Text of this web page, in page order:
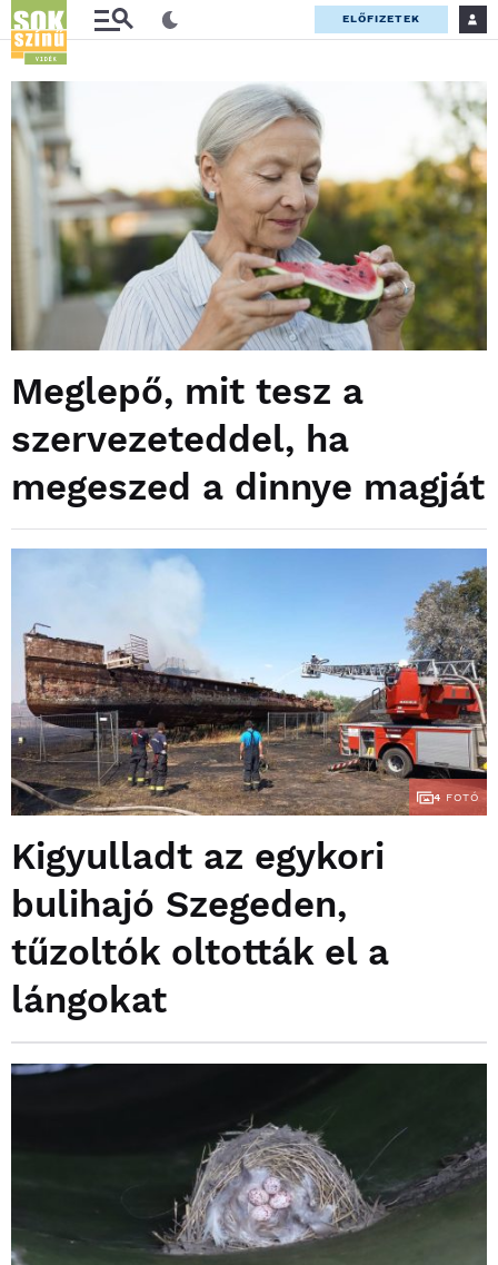
ELŐFIZETEK
Meglepő, mit tesz a
szervezeteddel, ha
megeszed a dinnye magját
4 FOTÓ
Kigyulladt az egykori
bulihajó Szegeden,
tűzoltók oltották el a
lángokat